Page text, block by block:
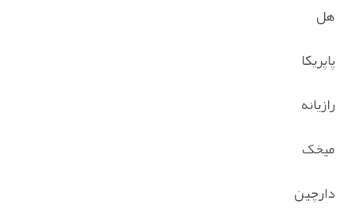
هل
پاپریکا
رازیانه
میخک
دارچین